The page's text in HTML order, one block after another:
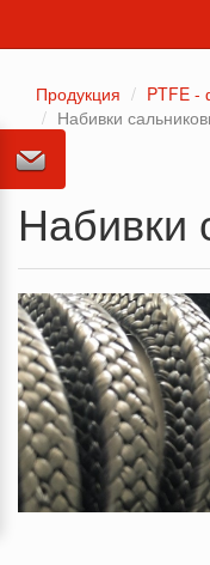
Продукция
PTFE -
Набивки
Набивки